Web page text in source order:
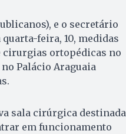
e o secretário
feira, 10, medidas
cirurgias ortopédicas no
Palácio Araguaia
sala cirúrgica destinada
em funcionamento